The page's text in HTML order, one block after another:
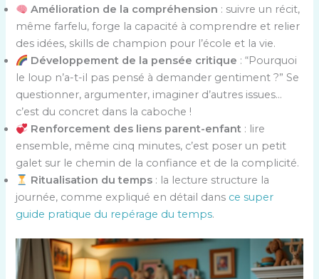
Amélioration de la compréhension : suivre un récit,
même farfelu, forge la capacité à comprendre et relier
des idées, skills de champion pour l’école et la vie.
Développement de la pensée critique : “Pourquoi
le loup n’a-t-il pas pensé à demander gentiment ?” Se
questionner, argumenter, imaginer d’autres issues…
c’est du concret dans la caboche !
Renforcement des liens parent-enfant : lire
ensemble, même cinq minutes, c’est poser un petit
galet sur le chemin de la confiance et de la complicité.
Ritualisation du temps : la lecture structure la
journée, comme expliqué en détail dans ce super
guide pratique du repérage du temps.